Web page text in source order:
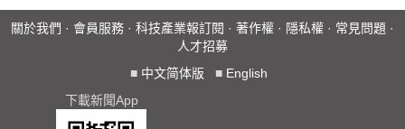
關於我們 · 會員服務 · 科技產業報訂閱 · 著作權 · 隱私權 · 常見問題 ·
人才招募
■ 中文简体版 ■ English
下載新聞App